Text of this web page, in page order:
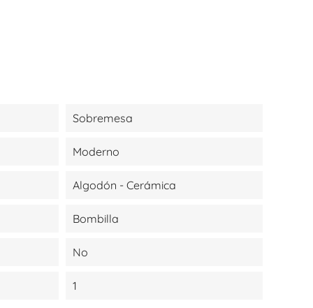
Sobremesa
Moderno
Algodón - Cerámica
Bombilla
No
1